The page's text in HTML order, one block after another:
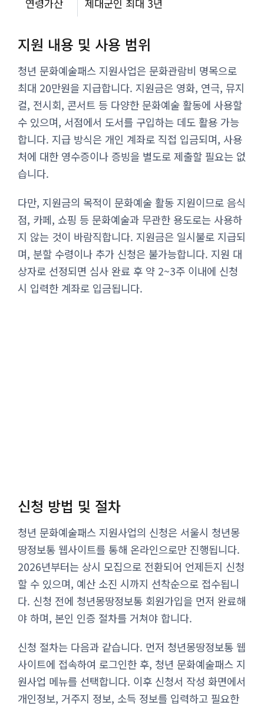
연령가산 제대군인 최대 3년
지원 내용 및 사용 범위
청년 문화예술패스 지원사업은 문화관람비 명목으로
최대 20만원을 지급합니다. 지원금은 영화, 연극, 뮤지
컬, 전시회, 콘서트 등 다양한 문화예술 활동에 사용할
수 있으며, 서점에서 도서를 구입하는 데도 활용 가능
합니다. 지급 방식은 개인 계좌로 직접 입금되며, 사용
처에 대한 영수증이나 증빙을 별도로 제출할 필요는 없
습니다.
다만, 지원금의 목적이 문화예술 활동 지원이므로 음식
점, 카페, 쇼핑 등 문화예술과 무관한 용도로는 사용하
지 않는 것이 바람직합니다. 지원금은 일시불로 지급되
며, 분할 수령이나 추가 신청은 불가능합니다. 지원 대
상자로 선정되면 심사 완료 후 약 2~3주 이내에 신청
시 입력한 계좌로 입금됩니다.
신청 방법 및 절차
청년 문화예술패스 지원사업의 신청은 서울시 청년몽
땅정보통 웹사이트를 통해 온라인으로만 진행됩니다.
2026년부터는 상시 모집으로 전환되어 언제든지 신청
할 수 있으며, 예산 소진 시까지 선착순으로 접수됩니
다. 신청 전에 청년몽땅정보통 회원가입을 먼저 완료해
야 하며, 본인 인증 절차를 거쳐야 합니다.
신청 절차는 다음과 같습니다. 먼저 청년몽땅정보통 웹
사이트에 접속하여 로그인한 후, 청년 문화예술패스 지
원사업 메뉴를 선택합니다. 이후 신청서 작성 화면에서
개인정보, 거주지 정보, 소득 정보를 입력하고 필요한